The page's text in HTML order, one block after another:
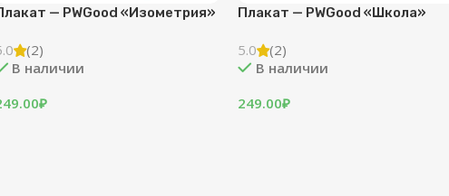
— PWGood «Изометрия»
(2)
В наличии
₽
Плакат — PWGood «Школа»
5.0
(2)
В наличии
249.00₽